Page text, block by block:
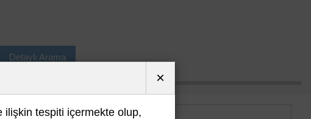
Detaylı Arama
×
tespiti içermekte olup,